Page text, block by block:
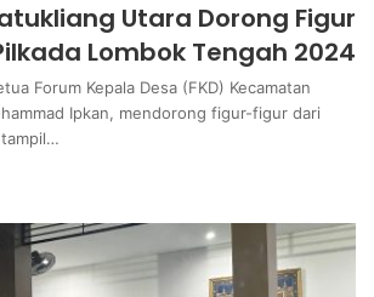
Utara Dorong Figur
Lombok Tengah 2024
Forum Kepala Desa (FKD) Kecamatan
Ipkan, mendorong figur-figur dari